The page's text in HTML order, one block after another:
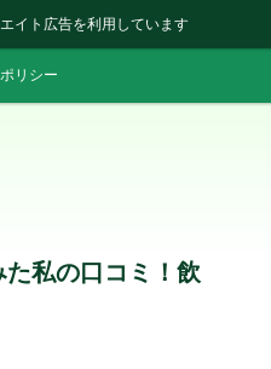
イト広告を利用しています
リシー
私の口コミ！飲